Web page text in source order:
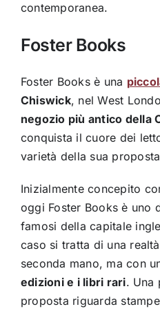
contemporanea.
Foster Books
Foster Books è una
Chiswick, nel West
negozio più antico della
conquista il cuore dei
varietà della sua
Inizialmente concepito
oggi Foster Books è uno
famosi della capitale
caso si tratta di una
seconda mano, ma con
edizioni e i libri rari. Una
proposta riguarda